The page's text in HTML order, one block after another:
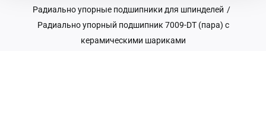
Радиально упорные подшипники для шпинделей /
Радиально упорный подшипник 7009-DT (пара) с
керамическими шариками